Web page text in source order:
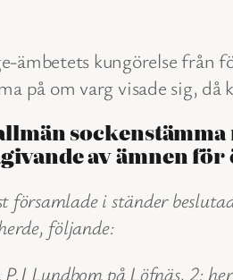
ämbetets kungörelse från
på om varg visade sig, då
av ämnen
församlade i ständer
följande:
Lundbom på Löfnäs, 2: